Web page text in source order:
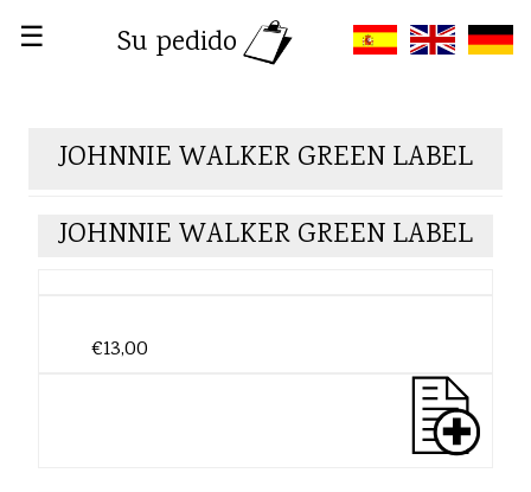
☰ Su pedido
JOHNNIE WALKER GREEN LABEL
JOHNNIE WALKER GREEN LABEL
€13,00